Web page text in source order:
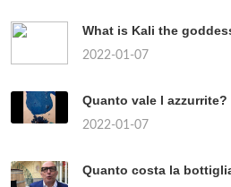
What is Kali the
2022-01-07
Quanto vale l azzurrite?
2022-01-07
Quanto costa la